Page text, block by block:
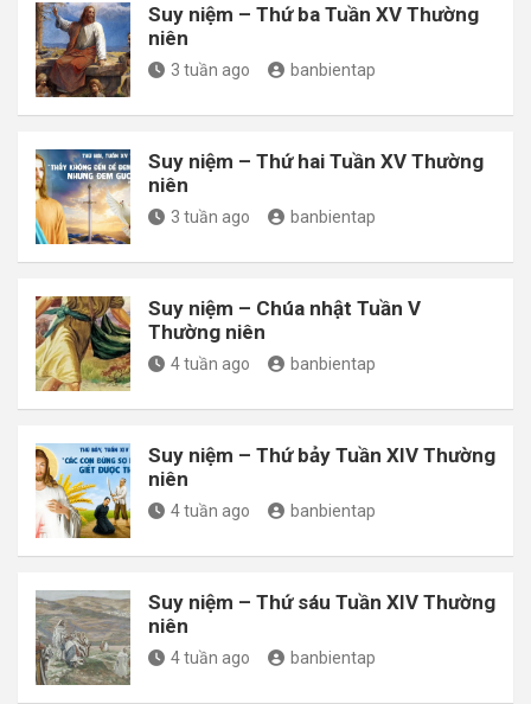
Suy niệm – Thứ ba Tuần XV Thường
niên
3 tuần ago banbientap
Suy niệm – Thứ hai Tuần XV Thường
niên
3 tuần ago banbientap
Suy niệm – Chúa nhật Tuần V
Thường niên
4 tuần ago banbientap
Suy niệm – Thứ bảy Tuần XIV Thường
niên
4 tuần ago banbientap
Suy niệm – Thứ sáu Tuần XIV Thường
niên
4 tuần ago banbientap